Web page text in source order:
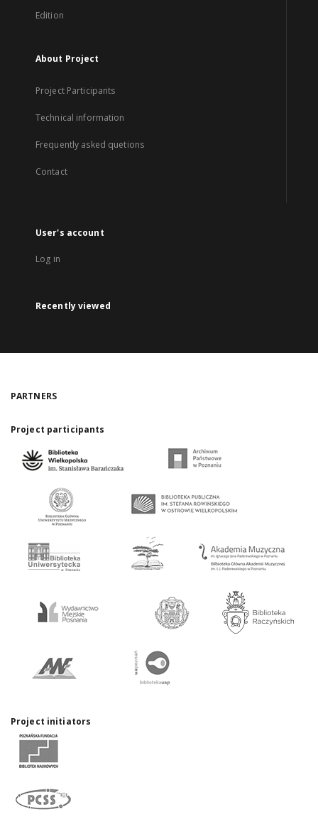
Edition
About Project
Project Participants
Technical information
Frequently asked quetions
Contact
User's account
Log in
Recently viewed
PARTNERS
Project participants
Project initiators